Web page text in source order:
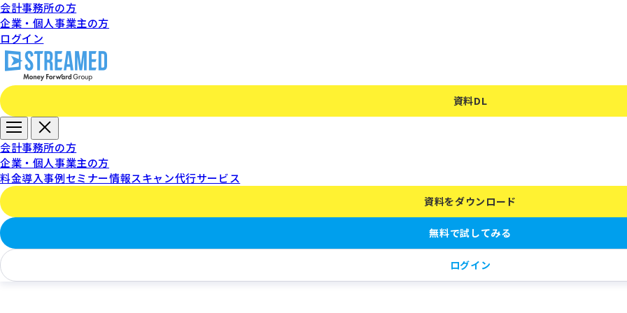
会計事務所の方
企業・個人事業主の方
ログイン
資料DL
会計事務所の方
企業・個人事業主の方
料金導入事例セミナー情報スキャン代行サービス
資料をダウンロード
無料で試してみる
ログイン
【スキャンセンター】初期設定